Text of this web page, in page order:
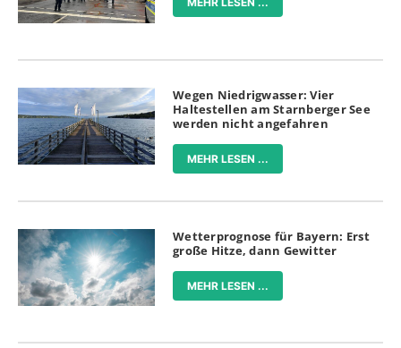
Wegen Niedrigwasser: Vier
Haltestellen am Starnberger See
werden nicht angefahren
MEHR LESEN ...
Wetterprognose für Bayern: Erst
große Hitze, dann Gewitter
MEHR LESEN ...